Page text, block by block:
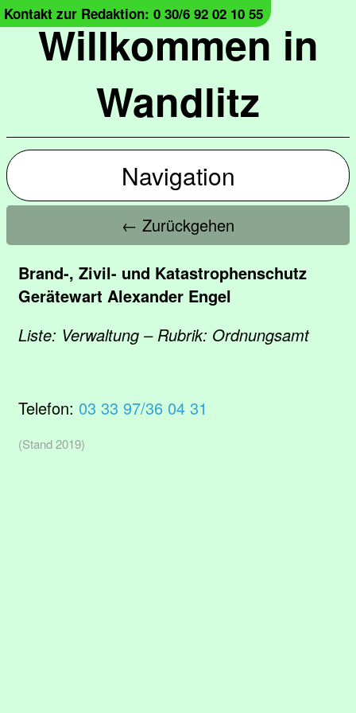
Willkommen in
Wandlitz
Kontakt zur Redaktion: 0 30/6 92 02 10 55
Navigation
← Zurückgehen
Brand-, Zivil- und Katastrophenschutz
Gerätewart Alexander Engel
Liste: Verwaltung – Rubrik: Ordnungsamt
Telefon: 03 33 97/36 04 31
(Stand 2019)